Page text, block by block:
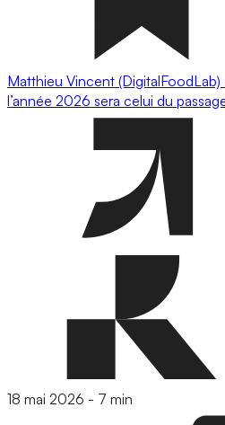
Matthieu Vincent
l’année 2026 sera celui du
18 mai 2026 - 7 min